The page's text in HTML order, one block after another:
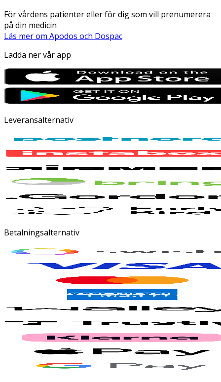
För vårdens patienter eller för dig som vill prenumerera
på din medicin
Läs mer om Apodos och Dospac
Ladda ner vår app
Leveransalternativ
Betalningsalternativ